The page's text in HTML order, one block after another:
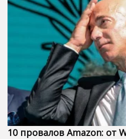
10 провалов Amazon: от